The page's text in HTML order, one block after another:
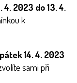
4. 2023 do 13. 4.
k
14. 4. 2023
sami při